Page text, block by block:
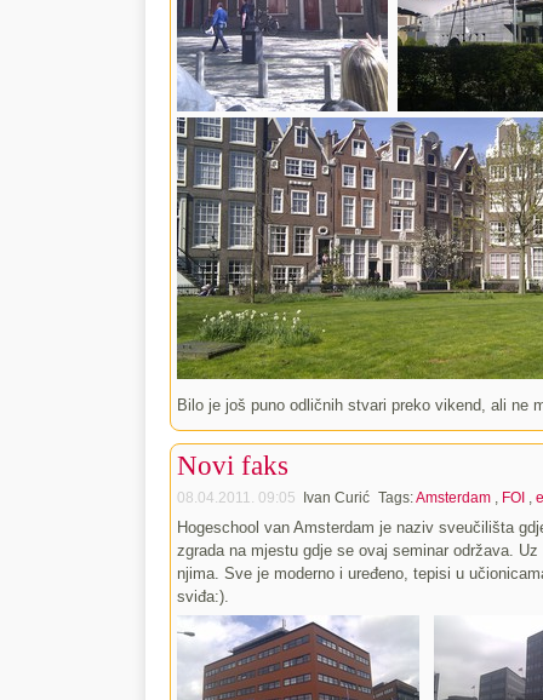
Bilo je još puno odličnih stvari preko vikend, ali ne
Novi faks
08.04.2011. 09:05 Ivan Curić Tags:Amsterdam, FOI
Hogeschool van Amsterdam je naziv sveučilišta
zgrada na mjestu gdje se ovaj seminar održava.
njima. Sve je moderno i uređeno, tepisi u
sviđa:).